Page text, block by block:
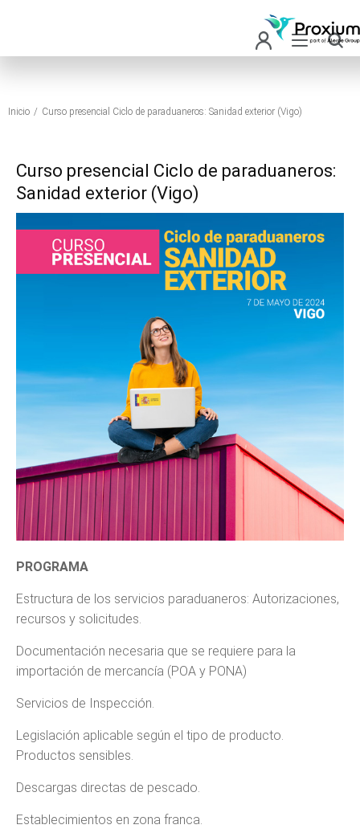
Estás aquí:
Inicio Curso presencial Ciclo de paraduaneros: Sanidad exterior (Vigo)
Curso presencial Ciclo de paraduaneros:
Sanidad exterior (Vigo)
PROGRAMA
Estructura de los servicios paraduaneros: Autorizaciones,
recursos y solicitudes.
Documentación necesaria que se requiere para la
importación de mercancía (POA y PONA)
Servicios de Inspección.
Legislación aplicable según el tipo de producto.
Productos sensibles.
Descargas directas de pescado.
Establecimientos en zona franca.